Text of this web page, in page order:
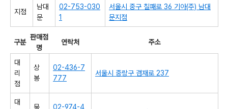
지점
남대
문
02-753-030
1
서울시 중구 칠패로 36 기아(주) 남대
문지점
구분
판매점
명
연락처 주소
대
리
점
상
봉
02-436-7
777
서울시 중랑구 겸재로 237
대
묵
02-974-4